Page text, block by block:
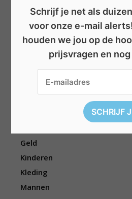
Categorieën
Boeken
Cadeau
Geld
Kinderen
Kleding
Mannen
Schrijf je net als
voor onze e-mail
houden we jou op de
prijsvragen en